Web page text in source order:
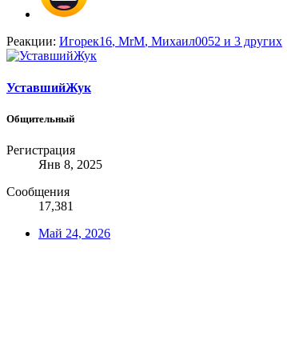
Реакции: Игорек16, MrM, Михаил0052 и 3 других
УставшийЖук
Общительный
Регистрация
Янв 8, 2025
Сообщения
17,381
Май 24, 2026